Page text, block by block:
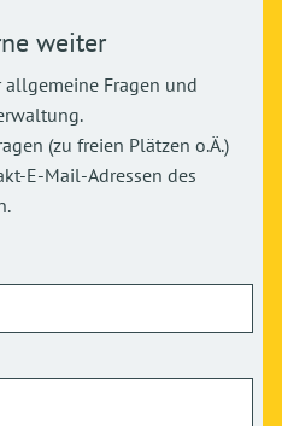
weiter
Fragen und
(zu freien Plätzen o.Ä.)
E-Mail-Adressen des